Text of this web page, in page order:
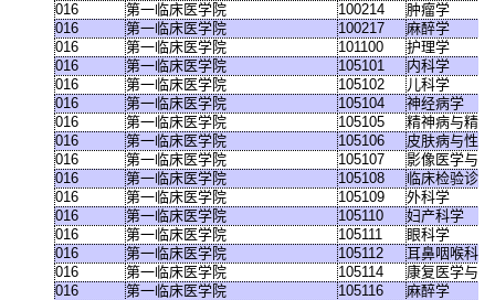
016
第一临床医学院 100214
肿瘤学
016
第一临床医学院 100217
麻醉学
016
第一临床医学院 101100
护理学
016
第一临床医学院 105101
内科学
016
第一临床医学院 105102
儿科学
016
第一临床医学院 105104
神经病学
016
第一临床医学院 105105
精神病与精
016
第一临床医学院 105106
皮肤病与性
016
第一临床医学院 105107
影像医学与
016
第一临床医学院 105108
临床检验诊
016
第一临床医学院 105109
外科学
016
第一临床医学院 105110
妇产科学
016
第一临床医学院 105111
眼科学
016
第一临床医学院 105112
耳鼻咽喉科学
016
第一临床医学院 105114
康复医学与
016
第一临床医学院 105116
麻醉学